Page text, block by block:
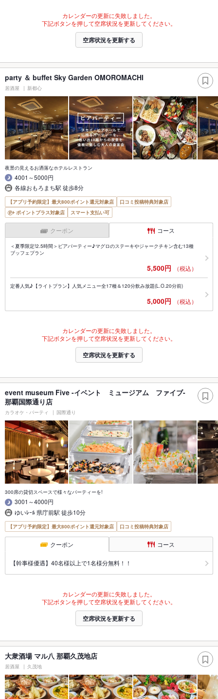
カレンダーの更新に失敗しました。
下記ボタンを押して空席状況を更新してください。
空席状況を更新する
party ＆ buffet Sky Garden OMOROMACHI
居酒屋 新都心
夜景の見えるお洒落なホテルレストラン
4001～5000円
各線おもろまち駅 徒歩8分
【アプリ予約限定】最大800ポイント還元対象店
口コミ投稿特典対象店
ポイントプラス対象店
スマート支払い可
クーポン コース
＜夏季限定!2.5時間＞ビアパーティー♪マグロのステーキやジャークチキン含む13種
ブッフェプラン
5,500円 （税込）
定番人気♪【ライトプラン】人気メニュー全17種＆120分飲み放題(L.O.20分前)
5,000円 （税込）
カレンダーの更新に失敗しました。
下記ボタンを押して空席状況を更新してください。
空席状況を更新する
event museum Five -イベント ミュージアム ファイブ-
那覇国際通り店
カラオケ・パーティ 国際通り
300席の貸切スペースで様々なパーティーを!
3001～4000円
ゆいﾚｰﾙ 県庁前駅 徒歩10分
【アプリ予約限定】最大800ポイント還元対象店 口コミ投稿特典対象店
クーポン コース
【幹事様優遇】40名様以上で1名様分無料！！
カレンダーの更新に失敗しました。
下記ボタンを押して空席状況を更新してください。
空席状況を更新する
大衆酒場 マル八 那覇久茂地店
居酒屋 久茂地